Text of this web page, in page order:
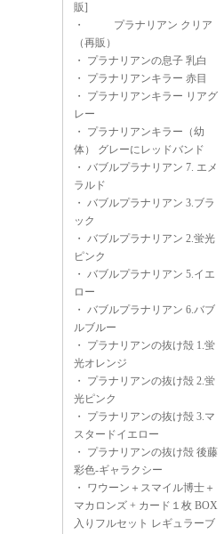
販]
・
プラナリアン クリア
（再販）
・ プラナリアンの息子 乳白
・ プラナリアンキラー 赤目
・ プラナリアンキラー リアグ
レー
・ プラナリアンキラー（幼
体） グレーにレッドバンド
・ バブルプラナリアン 7. エメ
ラルド
・ バブルプラナリアン 3.ブラ
ック
・ バブルプラナリアン 2.蛍光
ピンク
・ バブルプラナリアン 5.イエ
ロー
・ バブルプラナリアン 6.バブ
ルブルー
・ プラナリアンの抜け殻 1.蛍
光オレンジ
・ プラナリアンの抜け殻 2.蛍
光ピンク
・ プラナリアンの抜け殻 3.マ
スタードイエロー
・ プラナリアンの抜け殻 後藤
彩色-ギャラクシー
・ ワウーン＋スマイル博士＋
マカロンズ + カード１枚 BOX
入りフルセット レギュラーブ